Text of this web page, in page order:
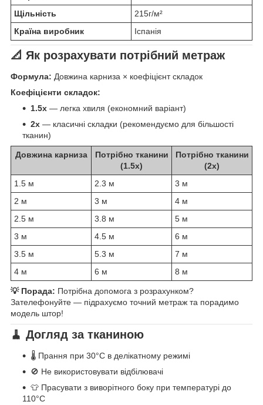
Щільність
215г/м²
Країна виробник
Іспанія
📐 Як розрахувати потрібний метраж
Формула: Довжина карниза × коефіцієнт складок
Коефіцієнти складок:
1.5x — легка хвиля (економний варіант)
2x — класичні складки (рекомендуємо для більшості
тканин)
Довжина карниза
Потрібно тканини
(1.5x)
Потрібно тканини
(2x)
1.5 м
2.3 м
3 м
2 м
3 м
4 м
2.5 м
3.8 м
5 м
3 м
4.5 м
6 м
3.5 м
5.3 м
7 м
4 м
6 м 8 м
💡 Порада: Потрібна допомога з розрахунком?
Зателефонуйте — підрахуємо точний метраж та порадимо
модель штор!
🧹 Догляд за тканиною
🌡️ Прання при 30°C в делікатному режимі
🚫 Не використовувати відбілювачі
👕 Прасувати з виворітного боку при температурі до
110°C